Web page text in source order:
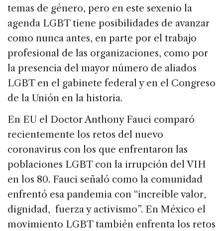
temas de género, pero en este sexenio la
agenda LGBT tiene posibilidades de avanzar
como nunca antes, en parte por el trabajo
profesional de las organizaciones, como por
la presencia del mayor número de aliados
LGBT en el gabinete federal y en el Congreso
de la Unión en la historia.
En EU el Doctor Anthony Fauci comparó
recientemente los retos del nuevo
coronavirus con los que enfrentaron las
poblaciones LGBT con la irrupción del VIH
en los 80. Fauci señaló como la comunidad
enfrentó esa pandemia con “increíble valor,
dignidad, fuerza y activismo”. En México el
movimiento LGBT también enfrenta los retos